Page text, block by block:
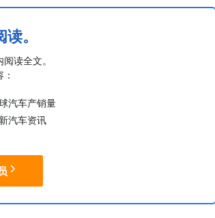
。
读全文。
汽车产销量
汽车资讯